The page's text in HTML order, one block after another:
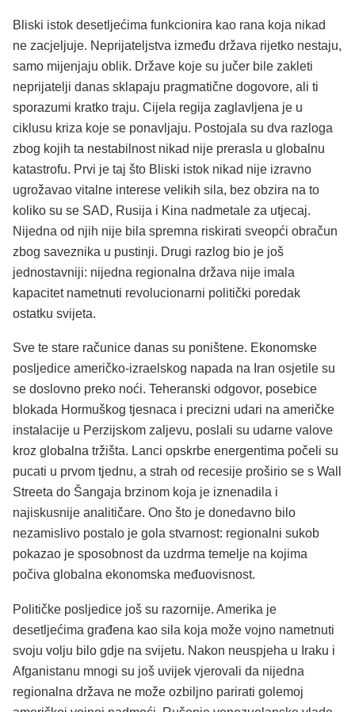
Bliski istok desetljećima funkcionira kao rana koja nikad
ne zacjeljuje. Neprijateljstva između država rijetko nestaju,
samo mijenjaju oblik. Države koje su jučer bile zakleti
neprijatelji danas sklapaju pragmatične dogovore, ali ti
sporazumi kratko traju. Cijela regija zaglavljena je u
ciklusu kriza koje se ponavljaju. Postojala su dva razloga
zbog kojih ta nestabilnost nikad nije prerasla u globalnu
katastrofu. Prvi je taj što Bliski istok nikad nije izravno
ugrožavao vitalne interese velikih sila, bez obzira na to
koliko su se SAD, Rusija i Kina nadmetale za utjecaj.
Nijedna od njih nije bila spremna riskirati sveopći obračun
zbog saveznika u pustinji. Drugi razlog bio je još
jednostavniji: nijedna regionalna država nije imala
kapacitet nametnuti revolucionarni politički poredak
ostatku svijeta.
Sve te stare računice danas su poništene. Ekonomske
posljedice američko-izraelskog napada na Iran osjetile su
se doslovno preko noći. Teheranski odgovor, posebice
blokada Hormuškog tjesnaca i precizni udari na američke
instalacije u Perzijskom zaljevu, poslali su udarne valove
kroz globalna tržišta. Lanci opskrbe energentima počeli su
pucati u prvom tjednu, a strah od recesije proširio se s Wall
Streeta do Šangaja brzinom koja je iznenadila i
najiskusnije analitičare. Ono što je donedavno bilo
nezamislivo postalo je gola stvarnost: regionalni sukob
pokazao je sposobnost da uzdrma temelje na kojima
počiva globalna ekonomska međuovisnost.
Političke posljedice još su razornije. Amerika je
desetljećima građena kao sila koja može vojno nametnuti
svoju volju bilo gdje na svijetu. Nakon neuspjeha u Iraku i
Afganistanu mnogi su još uvijek vjerovali da nijedna
regionalna država ne može ozbiljno parirati golemoj